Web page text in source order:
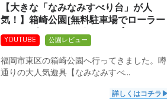
【大きな「なみなみすべり台」が人
気！】箱崎公園[無料駐車場でローラー
スライダー、ターザンロープも]
YOUTUBE 公園レビュー
福岡市東区の箱崎公園へ行ってきました。噂
通りの大人気遊具【なみなみすべ...
詳しくはコチラ